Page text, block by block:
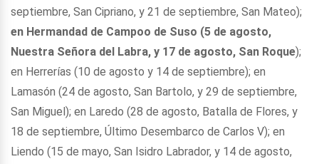
septiembre, San Cipriano, y 21 de septiembre, San Mateo);
en Hermandad de Campoo de Suso (5 de agosto,
Nuestra Señora del Labra, y 17 de agosto, San Roque);
en Herrerías (10 de agosto y 14 de septiembre); en
Lamasón (24 de agosto, San Bartolo, y 29 de septiembre,
San Miguel); en Laredo (28 de agosto, Batalla de Flores, y
18 de septiembre, Último Desembarco de Carlos V); en
Liendo (15 de mayo, San Isidro Labrador, y 14 de agosto,